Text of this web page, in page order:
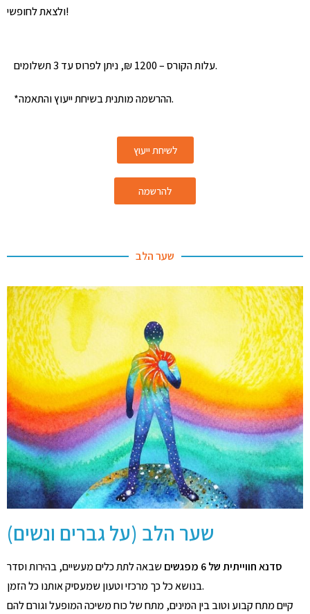
ולצאת לחופשי!
עלות הקורס – 1200 ₪, ניתן לפרוס עד 3 תשלומים.
*ההרשמה מותנית בשיחת ייעוץ והתאמה.
לשיחת ייעוץ
להרשמה
שער הלב
שער הלב (על גברים ונשים)
סדנא חווייתית של 6 מפגשים
שבאה לתת כלים מעשיים, בהירות וסדר
בנושא כל כך מרכזי וטעון שמעסיק אותנו כל הזמן.
קיים מתח קבוע וטוב בין המינים, מתח של כוח משיכה המופעל וגורם להם